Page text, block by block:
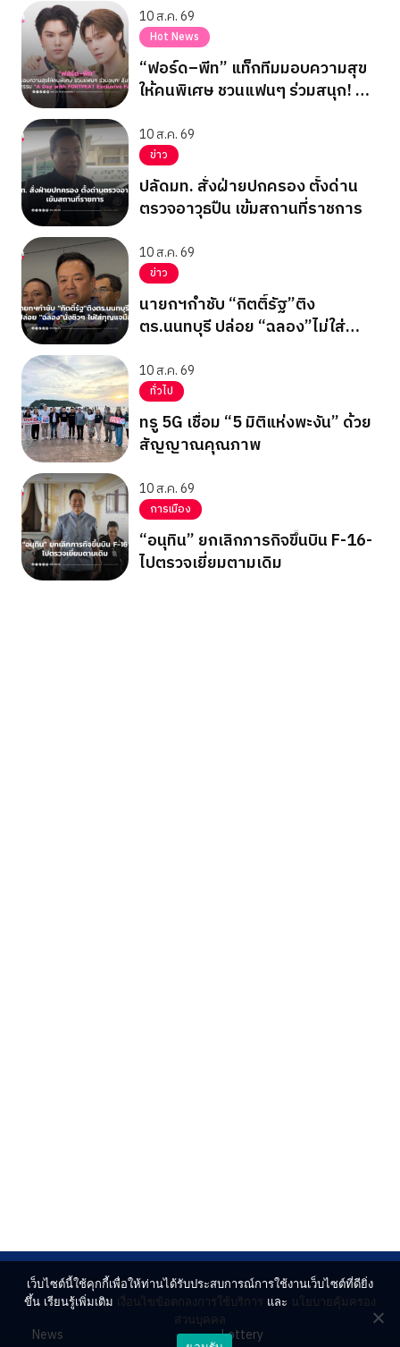
10 ส.ค. 69
Hot News
“ฟอร์ด–พีท” แท็กทีมมอบความสุข
ให้คนพิเศษ ชวนแฟนๆ ร่วมสนุก! ลุ้น
FORTPEAT Exclusive Fan Meet”
10 ส.ค. 69
ข่าว
ปลัดมท. สั่งฝ่ายปกครอง ตั้งด่าน
ตรวจอาวุธปืน เข้มสถานที่ราชการ
10 ส.ค. 69
ข่าว
นายกฯกำชับ “กิตติ์รัฐ”ติง
ตร.นนทบุรี ปล่อย “ฉลอง”ไม่ใส่
10 ส.ค. 69
ทั่วไป
ทรู 5G เชื่อม “5 มิติแห่งพะงัน” ด้วย
สัญญาณคุณภาพ
10 ส.ค. 69
การเมือง
“อนุทิน” ยกเลิกภารกิจขึ้นบิน F-16-
ไปตรวจเยี่ยมตามเดิม
News
Lottery
เว็บไซต์นี้ใช้คุกกี้เพื่อให้ท่านได้รับประสบการณ์การใช้งานเว็บไซต์ที่ดียิ่ง
ขึ้น เรียนรู้เพิ่มเติม เงื่อนไขข้อตกลงการใช้บริการ และ นโยบายคุ้มครอง
ส่วนบุคคล